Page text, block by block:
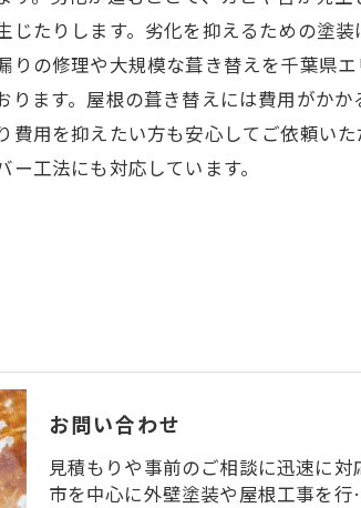
じたりします。劣化を抑えるための塗装
りの修理や大規模な葺き替えを千葉県
ります。屋根の葺き替えには費用がかか
費用を抑えたい方も安心してご依頼いた
ー工法にも対応しています。
お問い合わせ
見積もりや事前のご相談に迅速に対
市を中心に外壁塗装や屋根工事を